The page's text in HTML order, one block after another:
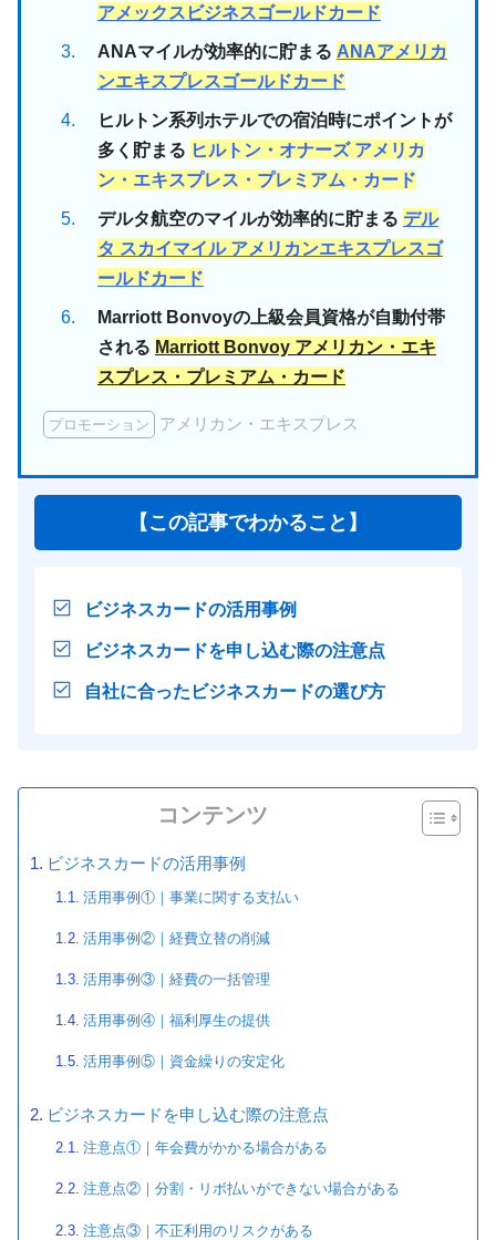
アメックスビジネスゴールドカード
ANAマイルが効率的に貯まる ANAアメリカ
ンエキスプレスゴールドカード
ヒルトン系列ホテルでの宿泊時にポイントが
多く貯まる ヒルトン・オナーズ アメリカ
ン・エキスプレス・プレミアム・カード
デルタ航空のマイルが効率的に貯まる デル
タ スカイマイル アメリカンエキスプレスゴ
ールドカード
Marriott Bonvoyの上級会員資格が自動付帯
される Marriott Bonvoy アメリカン・エキ
スプレス・プレミアム・カード
プロモーション アメリカン・エキスプレス
【この記事でわかること】
ビジネスカードの活用事例
ビジネスカードを申し込む際の注意点
自社に合ったビジネスカードの選び方
コンテンツ
ビジネスカードの活用事例
活用事例①｜事業に関する支払い
活用事例②｜経費立替の削減
活用事例③｜経費の一括管理
活用事例④｜福利厚生の提供
活用事例⑤｜資金繰りの安定化
ビジネスカードを申し込む際の注意点
注意点①｜年会費がかかる場合がある
注意点②｜分割・リボ払いができない場合がある
注意点③｜不正利用のリスクがある